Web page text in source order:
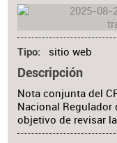
Tipo sitio web
Descripción
Nota conjunta del
Nacional Regulador
objetivo de revisar